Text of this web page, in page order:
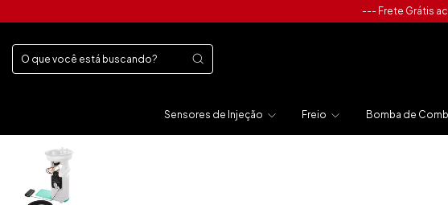
--- Frete Grátis
Sensores de Injeção Freio Bomba de